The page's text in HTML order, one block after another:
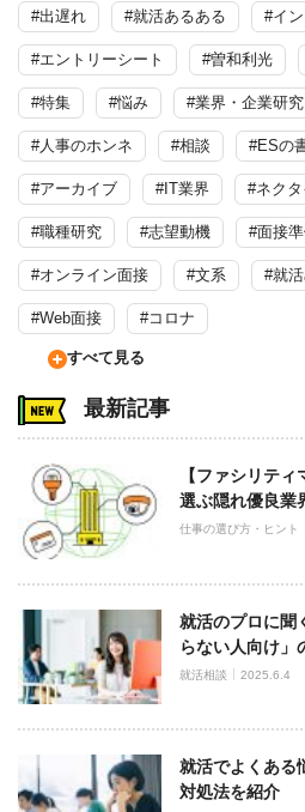
#出遅れ #就活あるある #イ
#エントリーシート #曽和利光
#特集 #悩み #業界・企業研究
#人事のホンネ #相談 #ESの
#アーカイブ #IT業界 #ネク
#職種研究 #志望動機 #面接
#オンライン面接 #文系 #就
#Web面接 #コロナ
すべて見る
最新記事
【ファシリテ
選ぶ隠れ優良業
仕事の選び方・ヒント
就活のプロに聞
らない人向け」
就活相談 2025.6.4
就活でよくある
対処法を紹介